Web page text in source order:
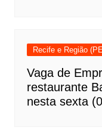
Recife e Região
Vaga de
restaurante
nesta sexta